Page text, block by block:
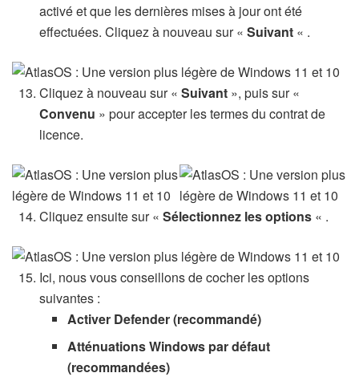
activé et que les dernières mises à jour ont été
effectuées. Cliquez à nouveau sur «Suivant « .
Cliquez à nouveau sur «Suivant », puis sur «
Convenu » pour accepter les termes du contrat de
licence.
Cliquez ensuite sur «Sélectionnez les options « .
Ici, nous vous conseillons de cocher les options
suivantes :
Activer Defender (recommandé)
Atténuations Windows par défaut
(recommandées)